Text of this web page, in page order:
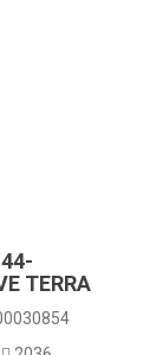
TERRA